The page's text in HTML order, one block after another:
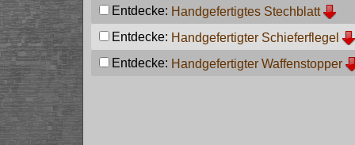
Entdecke: Handgefertigtes Stechblatt
Entdecke: Handgefertigter Schieferflegel
Entdecke: Handgefertigter Waffenstopper